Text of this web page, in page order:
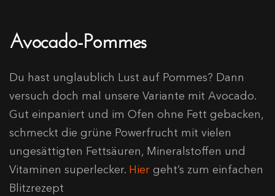
Avocado-Pommes
Du hast unglaublich Lust auf Pommes? Dann
versuch doch mal unsere Variante mit Avocado.
Gut einpaniert und im Ofen ohne Fett gebacken,
schmeckt die grüne Powerfrucht mit vielen
ungesättigten Fettsäuren, Mineralstoffen und
Vitaminen superlecker. Hier geht’s zum einfachen
Blitzrezept